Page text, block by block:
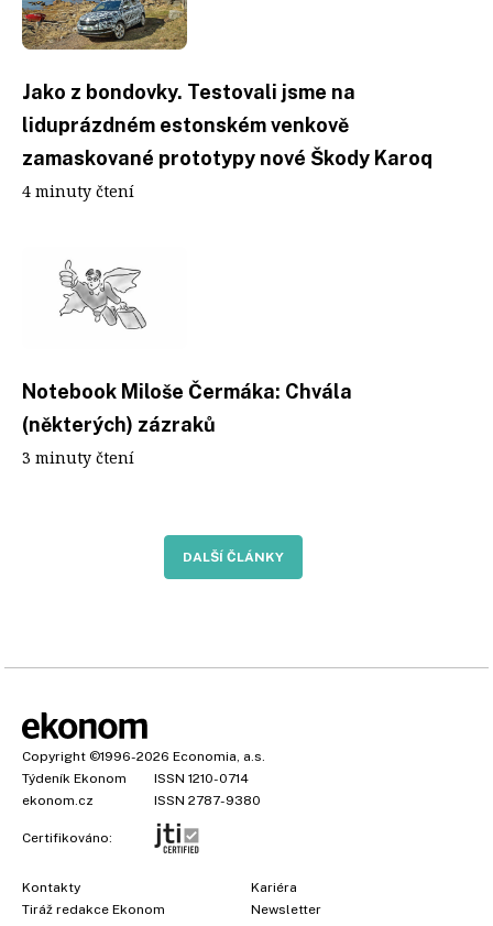
Jako z bondovky. Testovali jsme na
liduprázdném estonském venkově
zamaskované prototypy nové Škody Karoq
4 minuty čtení
Notebook Miloše Čermáka: Chvála
(některých) zázraků
3 minuty čtení
DALŠÍ ČLÁNKY
Copyright ©1996-2026 Economia, a.s.
Týdeník Ekonom
ISSN 1210-0714
ekonom.cz
ISSN 2787-9380
Certifikováno:
Kontakty
Tiráž redakce Ekonom
Kariéra
Newsletter